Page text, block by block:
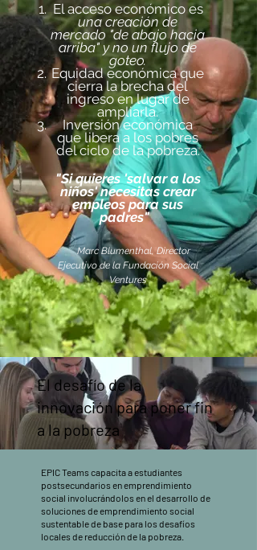
El acceso económico es
una creación de
mercado "de abajo hacia
arriba" y no un flujo de
goteo.
Equidad económica que
cierra la brecha del
ingreso en lugar de
ampliarla.
Inversión económica
que libera a los pobres
del ciclo de la pobreza.
"Si quieres 'salvar a los
niños' necesitas crear
empleos para sus
padres"
Marc Blumenthal, Director
Ejecutivo de la Fundación Social
Ventures
El desafío de la
innovación para poner fin
a la pobreza
EPIC Teams capacita a estudiantes
postsecundarios en emprendimiento
social involucrándolos en el desarrollo de
soluciones de emprendimiento social
sustentable de base para los desafíos
locales de reducción de la pobreza.